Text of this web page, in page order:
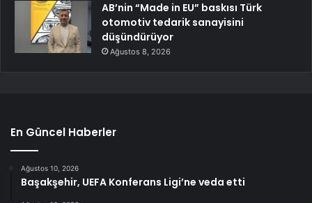
AB’nin “Made in EU” baskısı Türk
otomotiv tedarik sanayisini
düşündürüyor
Ağustos 8, 2026
En Güncel Haberler
Ağustos 10, 2026
Başakşehir, UEFA Konferans Ligi’ne veda etti